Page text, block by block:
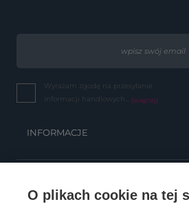
O plikach cookie na tej
Wyrażam zgodę na przesyłanie
informacji handlowych... (więcej)
INFORMACJE
OBSŁUGA KLIENTA